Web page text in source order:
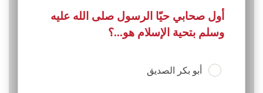
أول صحابي حيّا الرسول صلى الله عليه
وسلم بتحية الإسلام هو...؟
أبو بكر الصديق